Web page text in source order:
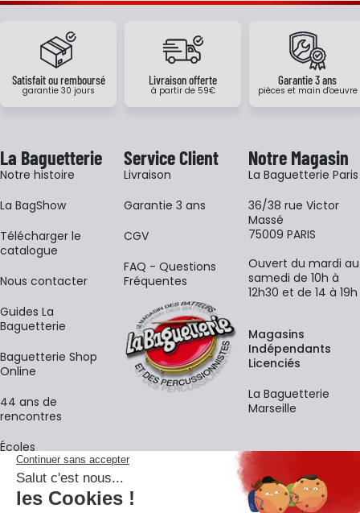
Satisfait ou remboursé
garantie 30 jours
Livraison offerte
à partir de 59€
Garantie 3 ans
pièces et main d'oeuvre
La Baguetterie
Notre histoire
La BagShow
​Télécharger le
catalogue
Nous contacter
Guides La
Baguetterie
Baguetterie Shop
Online
44 ans de
rencontres
Écoles
Service Client
Livraison
Garantie 3 ans
CGV
FAQ - Questions
Fréquentes
Notre Magasin
La Baguetterie Paris
36/38 rue Victor
Massé
75009 PARIS
Ouvert du mardi au
samedi de 10h à
12h30 et de 14 à 19h
Magasins
Indépendants
Licenciés
La Baguetterie
Marseille
La newsletter
Adresse e-mail